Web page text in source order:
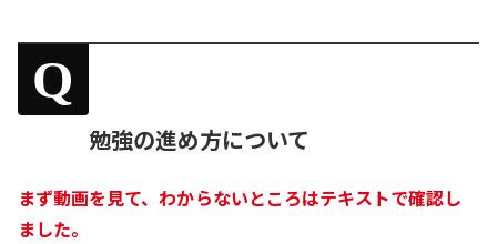
Q
勉強の進め方について
まず動画を見て、わからないところはテキストで確認し
ました。